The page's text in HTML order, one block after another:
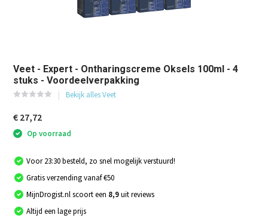
Veet - Expert - Ontharingscreme Oksels 100ml - 4
stuks - Voordeelverpakking
Bekijk alles Veet
€ 27,72
Op voorraad
Voor 23:30 besteld, zo snel mogelijk verstuurd!
Gratis verzending vanaf €50
MijnDrogist.nl scoort een 8,9uit reviews
Altijd een lage prijs